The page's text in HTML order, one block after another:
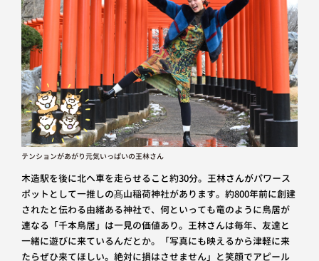
テンションがあがり元気いっぱいの王林さん
木造駅を後に北へ車を走らせること約30分。王林さんがパワース
ポットとして一推しの髙山稲荷神社があります。約800年前に創建
されたと伝わる由緒ある神社で、何といっても竜のように鳥居が
連なる「千本鳥居」は一見の価値あり。王林さんは毎年、友達と
一緒に遊びに来ているんだとか。「写真にも映えるから津軽に来
たらぜひ来てほしい。絶対に損はさせません」と笑顔でアピール